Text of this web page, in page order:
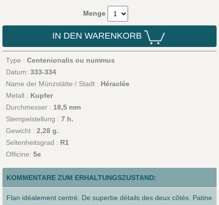
Menge
IN DEN WARENKORB
Type : Centenionalis ou nummus
Datum: 333-334
Name der Münzstätte / Stadt : Héraclée
Metall : Kupfer
Durchmesser : 18,5 mm
Stempelstellung : 7 h.
Gewicht : 2,28 g.
Seltenheitsgrad : R1
Officine: 5e
KOMMENTARE ZUM ERHALTUNGSZUSTAND:
Flan idéalement centré. De superbe détails des deux côtés. Patine